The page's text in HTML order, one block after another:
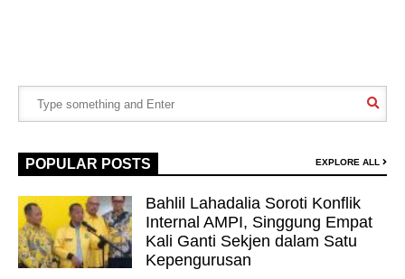
POPULAR POSTS EXPLORE ALL
Bahlil Lahadalia Soroti Konflik
Internal AMPI, Singgung Empat
Kali Ganti Sekjen dalam Satu
Kepengurusan